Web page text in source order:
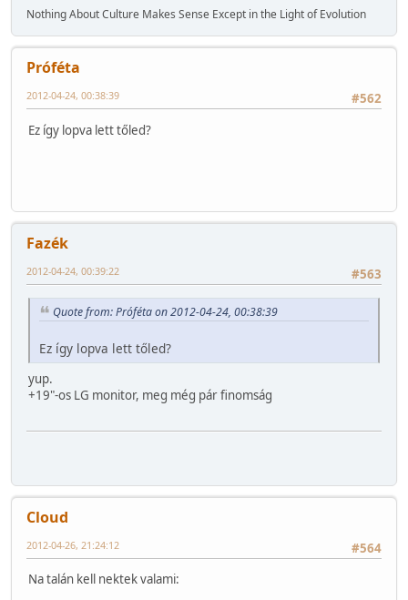
Nothing About Culture Makes Sense Except in the Light of Evolution
Próféta
#562
2012-04-24, 00:38:39
Ez így lopva lett tőled?
Fazék
#563
2012-04-24, 00:39:22
Quote from: Próféta on 2012-04-24, 00:38:39
Ez így lopva lett tőled?
yup.
+19"-os LG monitor, meg még pár finomság
Cloud
#564
2012-04-26, 21:24:12
Na talán kell nektek valami: